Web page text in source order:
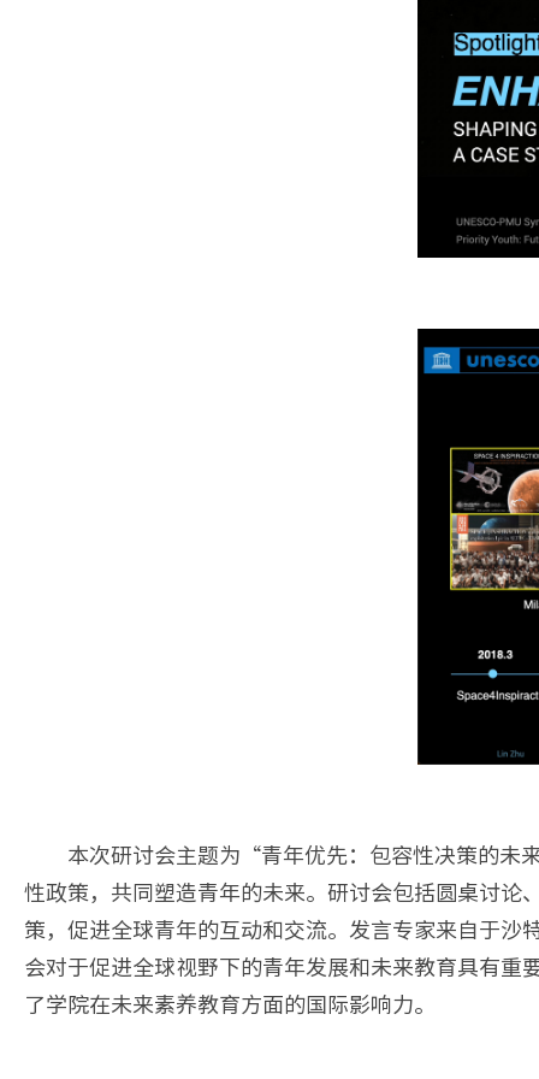
本次研讨会主题为“青年优先：包容性决策的
性政策，共同塑造青年的未来。研讨会包括圆桌讨
策，促进全球青年的互动和交流。发言专家来自于
会对于促进全球视野下的青年发展和未来教育具有
了学院在未来素养教育方面的国际影响力。